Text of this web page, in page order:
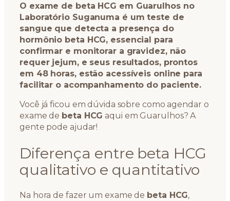
O exame de beta HCG em Guarulhos no
Laboratório Suganuma é um teste de
sangue que detecta a presença do
hormônio beta HCG, essencial para
confirmar e monitorar a gravidez, não
requer jejum, e seus resultados, prontos
em 48 horas, estão acessíveis online para
facilitar o acompanhamento do paciente.
Você já ficou em dúvida sobre como agendar o
exame de beta HCG aqui em Guarulhos? A
gente pode ajudar!
Diferença entre beta HCG
qualitativo e quantitativo
Na hora de fazer um exame de beta HCG,